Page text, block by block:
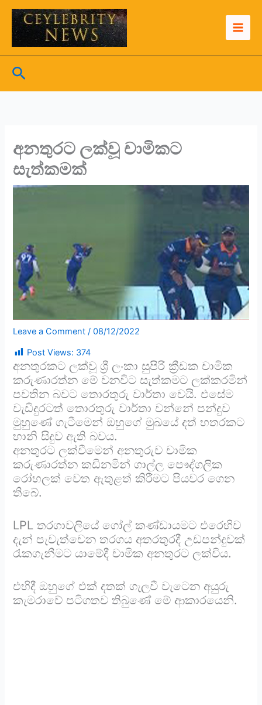
Skip
content
Search
අනතුරට ලක්වූ චාමිකට
සැත්කමක්
Leave a Comment /08/12/2022
Post Views: 374
අනතුරකට ලක්වූ ශ්‍රී ලංකා සුපිරි ක්‍රීඩක චාමික
කරුණාරත්න මේ වනවිට සැත්කමට ලක්කරමින්
පවතින බවට තොරතුරු වාර්තා වෙයි. එසේම
වැඩිදුරටත් තොරතුරු වාර්තා වන්නේ පන්දුව
මුහුණේ ගැටීමෙන් ඔහුගේ මුඛයේ දත් හතරකට
හානි සිදුව ඇති බවය.
අනතුරට ලක්වීමෙන් අනතුරුව චාමික
කරුණාරත්න කඩිනමින් ගාල්ල පෞද්ගලික
රෝහලක් වෙත ඇතුළත් කිරීමට පියවර ගෙන
තිබේ.
LPL තරගාවලියේ ගෝල් කණ්ඩායමට එරෙහිව
දැන් පැවැත්වෙන තරගය අතරතුරදී උඩපන්දුවක්
රැකගැනීමට යාමේදී චාමික අනතුරට ලක්විය.
එහිදී ඔහුගේ එක් දතක් ගැලවී වැටෙන අයුරු
කැමරාවේ පටිගතව තිබුණේ මේ ආකාරයෙනි.